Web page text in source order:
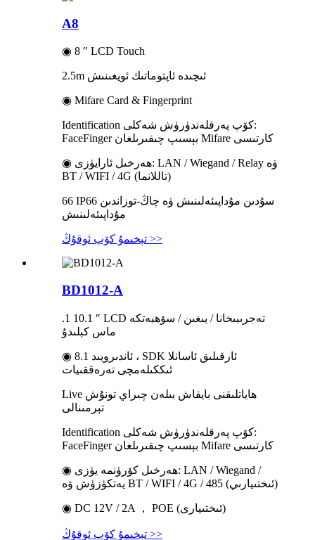
A8
◉ 8 ″ LCD Touch
2.5m ئىچىدە ئاپتوماتىك ئويغىنىش
◉ Mifare Card & Fingerprint
Identification كۆپ پەرقلەندۈرۈش شەكلى:
FaceFinger بېسىپ چىقىرىلغان Mifare كارتىسى
◉ ھەرخىل ئارايۈزى: LAN / Wiegand / Relay ۋە
BT / WIFI / 4G (تاللانما)
66 IP66 سۇدىن مۇداپىئەلىنىش ۋە چاڭ-توزاندىن
مۇداپىئەلىنىش
تېخىمۇ كۆپ ئوقۇڭ >>
BD1012-A
.1 10.1 ″ LCD تەجرىبىخانا / يىغىن / سۆھبەتكە
ماس كېلىدۇ
◉ ئاندىرويىد 8.1 ، SDK ئارقىلىق ئاسانلا
ئىككىلەمچى تەرەققىيات
Live ھاياتلىقنى بايقاش بىلەن چىراي تونۇش
تېرمىنالى
Identification كۆپ پەرقلەندۈرۈش شەكلى:
FaceFinger بېسىپ چىقىرىلغان Mifare كارتىسى
◉ ھەرخىل كۆرۈنمە يۈزى: LAN / Wiegand /
يەتكۈزۈش ۋە BT / WIFI / 4G / 485 (ئىختىيارىي)
◉ DC 12V / 2A ， POE (ئىختىيارى)
تېخىمۇ كۆپ ئوقۇڭ >>